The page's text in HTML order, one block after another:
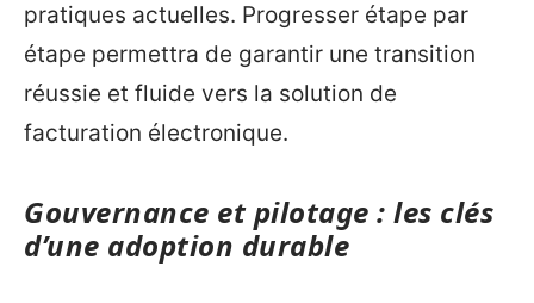
pratiques actuelles. Progresser étape par
étape permettra de garantir une transition
réussie et fluide vers la solution de
facturation électronique.
Gouvernance et pilotage : les clés
d’une adoption durable